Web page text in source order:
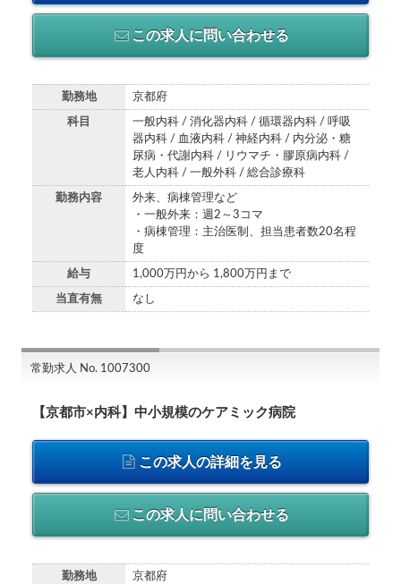
この求人に問い合わせる
勤務地 京都府
科目
一般内科 / 消化器内科 / 循環器内科 / 呼吸
器内科 / 血液内科 / 神経内科 / 内分泌・糖
尿病・代謝内科 / リウマチ・膠原病内科 /
老人内科 / 一般外科 / 総合診療科
勤務内容
外来、病棟管理など
・一般外来：週2～3コマ
・病棟管理：主治医制、担当患者数20名程
度
給与 1,000万円から 1,800万円まで
当直有無 なし
常勤求人 No. 1007300
【京都市×内科】中小規模のケアミック病院
この求人の詳細を見る
この求人に問い合わせる
勤務地 京都府